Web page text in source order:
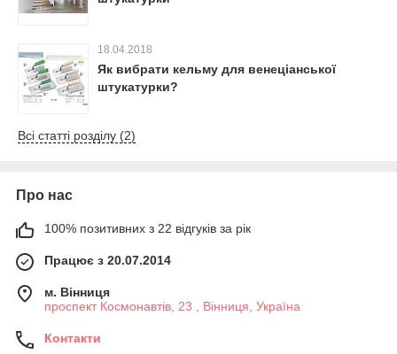
18.04.2018
Як вибрати кельму для венеціанської
штукатурки?
Всі статті розділу (2)
Про нас
100% позитивних з 22 відгуків за рік
Працює з 20.07.2014
м. Вінниця
проспект Космонавтів, 23 , Вінниця, Україна
Контакти